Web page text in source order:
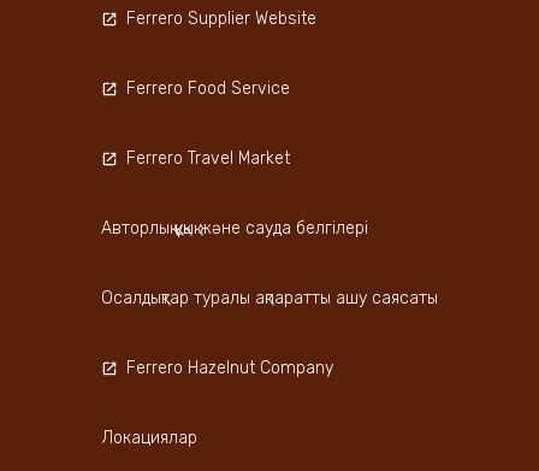
Ferrero Supplier Website
Ferrero Food Service
Ferrero Travel Market
Авторлық құқық және сауда белгілері
Осалдықтар туралы ақпаратты ашу саясаты
Ferrero Hazelnut Company
Локациялар